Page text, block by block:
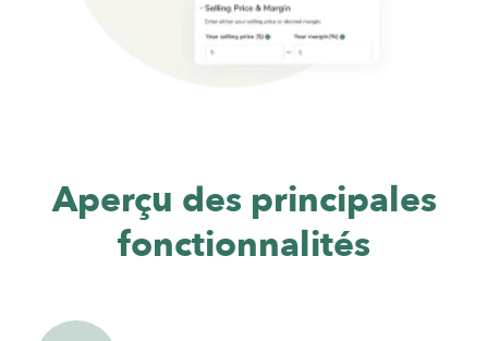
Aperçu des principales
fonctionnalités